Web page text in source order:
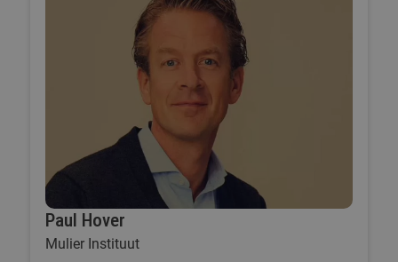
Paul Hover
Mulier Instituut